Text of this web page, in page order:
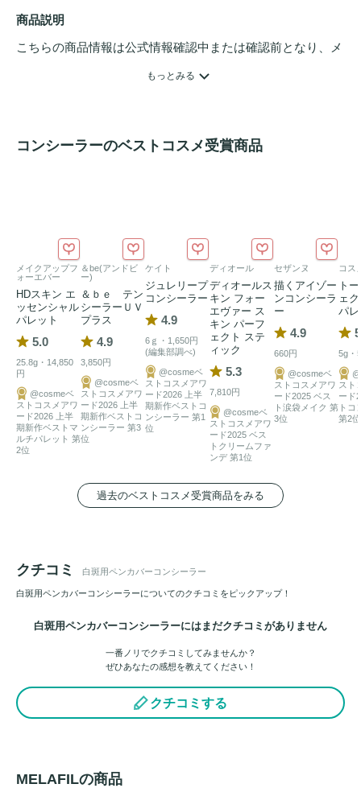
商品説明
こちらの商品情報は公式情報確認中または確認前となり、メ
イプの白斑メイクアイテムです。
分を自然に目立ちにくく整えます。メイクのように厚塗り感
が出にくく、肌になじむ自然に白斑がカバーできる仕上がり
を目指しました。
カラーは、明るめの肌に合わせやすい「ライト」と、やや深
めの肌色に合わせやすい「ダーク」の2色展開。ご自身の肌
色に合わせてお選びいただけます。
使用前は塗布部分の汗や油分を軽く拭き取り、清潔な状態で
ご使用ください。塗布後はしっかり乾かし、約6時間は水分
や油分が付かないようにすると、よりきれいな仕上がりを保
外出前のカバーにはもちろん、持ち運びしやすいペンタイプ
す。
もっとみる
コンシーラーのベストコスメ受賞商品
メイクアップフ
ォーエバー
HDスキン エ
ッセンシャル
パレット
5.0
25.8g・14,850
円
@cosmeベ
ストコスメアワ
ード2026 上半
期新作ベストマ
ルチパレット 第
2位
＆be(アンドビ
ー)
＆ｂｅ テン
シーラーＵＶ
プラス
4.9
3,850円
@cosmeベ
ストコスメアワ
ード2026 上半
期新作ベストコ
ンシーラー 第3
位
ケイト
ジュレリープ
コンシーラー
4.9
6ｇ・1,650円
(編集部調べ)
@cosmeベ
ストコスメアワ
ード2026 上半
期新作ベストコ
ンシーラー 第1
位
ディオール
ディオールス
キン フォー
エヴァー ス
キン パーフ
ェクト ステ
ィック
5.3
7,810円
@cosmeベ
ストコスメアワ
ード2025 ベス
トクリームファ
ンデ 第1位
セザンヌ
描くアイゾー
ンコンシーラ
ー
4.9
660円
@cosmeベ
ストコスメアワ
ード2025 ベス
ト涙袋メイク 第
3位
コス
ト
ェ
パ
5g・
スト
ード
トコ
第2位
過去のベストコスメ受賞商品をみる
クチコミ 白斑用ペンカバーコンシーラー
白斑用ペンカバーコンシーラーについてのクチコミをピックアップ！
白斑用ペンカバーコンシーラーにはまだクチコミがありません
一番ノリでクチコミしてみませんか？
ぜひあなたの感想を教えてください！
クチコミする
MELAFILの商品